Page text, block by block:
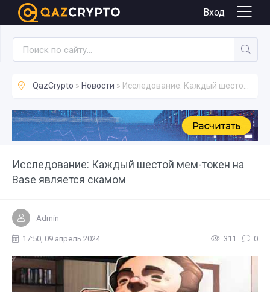
Вход
QazCrypto » Новости » Исследование: Каждый шестой мем-токен на Base является скамом
Исследование: Каждый шестой мем-токен на
Base является скамом
Новости
Admin
17:50, 09 апрель 2024 311 0